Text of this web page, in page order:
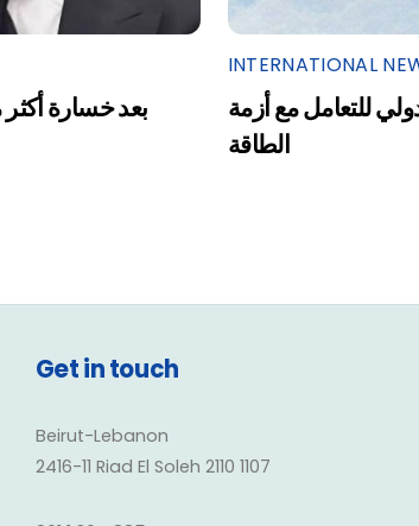
INTERNATIONAL
للتعامل مع أزمة
الطاقة
Get in touch
Beirut-Lebanon
2416-11 Riad El Soleh 2110 1107